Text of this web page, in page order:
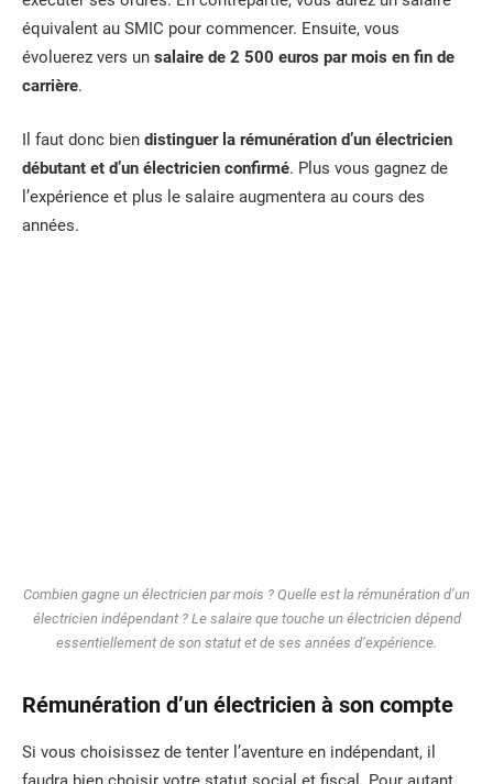
équivalent au SMIC pour commencer. Ensuite, vous
évoluerez vers un salaire de 2 500 euros par mois en fin de
carrière.
Il faut donc bien distinguer la rémunération d’un électricien
débutant et d’un électricien confirmé. Plus vous gagnez de
l’expérience et plus le salaire augmentera au cours des
années.
Combien gagne un électricien par mois ? Quelle est la rémunération d’un
électricien indépendant ? Le salaire que touche un électricien dépend
essentiellement de son statut et de ses années d’expérience.
Rémunération d’un électricien à son compte
Si vous choisissez de tenter l’aventure en indépendant, il